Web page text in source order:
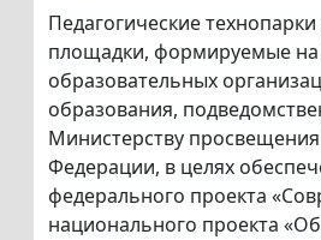
Педагогические
площадки, формируемые на
образовательных
образования,
Министерству
Федерации, в целях
федерального проекта
национального проекта